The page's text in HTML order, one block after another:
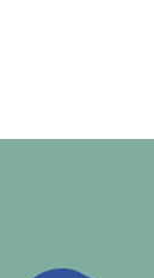
Gouret Mathilde